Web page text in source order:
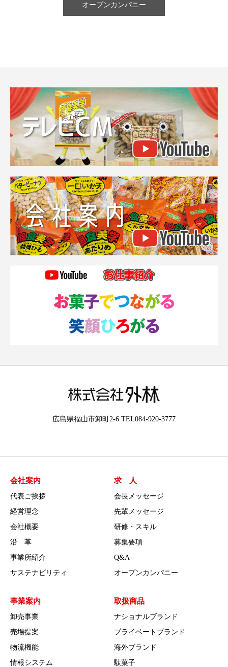
オープンカンパニー
広島県福山市卸町2-6 TEL084-920-3777
会社案内
代表ご挨拶
経営理念
会社概要
沿 革
事業所紹介
サステナビリティ
求 人
会長メッセージ
先輩メッセージ
研修・スキル
募集要項
Q&A
オープンカンパニー
事業案内
卸売事業
売場提案
物流機能
情報システム
取扱商品
ナショナルブランド
プライベートブランド
海外ブランド
駄菓子